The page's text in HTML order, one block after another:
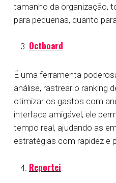
tamanho da organização,
para pequenas, quanto
Octboard
É uma ferramenta
análise, rastrear o ranking
otimizar os gastos com
interface amigável, ele
tempo real, ajudando as
estratégias com rapidez e
Reportei